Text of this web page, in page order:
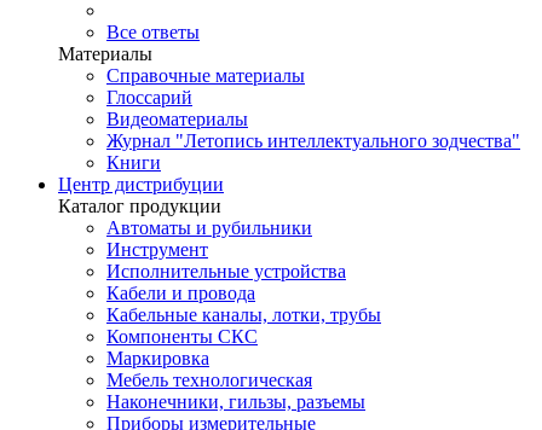
Все ответы
Материалы
Справочные материалы
Глоссарий
Видеоматериалы
Журнал "Летопись интеллектуального зодчества"
Книги
Центр дистрибуции
Каталог продукции
Автоматы и рубильники
Инструмент
Исполнительные устройства
Кабели и провода
Кабельные каналы, лотки, трубы
Компоненты СКС
Маркировка
Мебель технологическая
Наконечники, гильзы, разъемы
Приборы измерительные